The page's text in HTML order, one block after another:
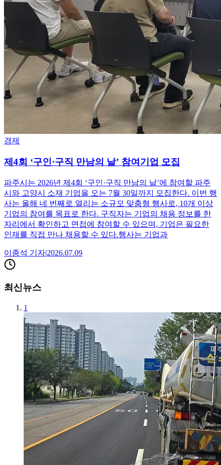
경제
제4회 ‘구인·구직 만남의 날’ 참여기업 모집
파주시는 2026년 제4회 ‘구인·구직 만남의 날’에 참여할 파주
시와 고양시 소재 기업을 오는 7월 30일까지 모집한다. 이번 행
사는 올해 네 번째로 열리는 소규모 맞춤형 행사로, 10개 이상
기업의 참여를 목표로 한다. 구직자는 기업의 채용 정보를 한
자리에서 확인하고 면접에 참여할 수 있으며, 기업은 필요한
인재를 직접 만나 채용할 수 있다.행사는 기업과
이종석 기자|2026.07.09
최신뉴스
1